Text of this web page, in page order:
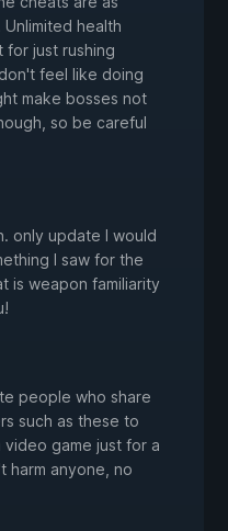
health
just rushing
feel like doing
make bosses not
so be careful
only update I would
I saw for the
is weapon familiarity
people who share
such as these to
game just for a
harm anyone, no